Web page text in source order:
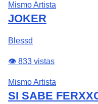
Mismo Artista
JOKER
Blessd
👁️ 833 vistas
Mismo Artista
SI SABE